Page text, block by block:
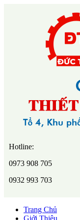
Hotline:
0973 908 705
0932 993 703
Trang Chủ
Giới Thiệu